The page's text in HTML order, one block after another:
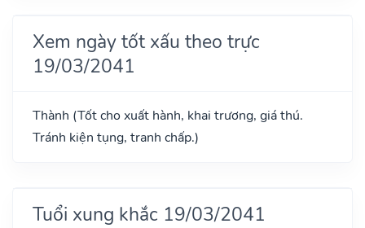
Xem ngày tốt xấu theo trực
19/03/2041
Thành (Tốt cho xuất hành, khai trương, giá thú.
Tránh kiện tụng, tranh chấp.)
Tuổi xung khắc 19/03/2041